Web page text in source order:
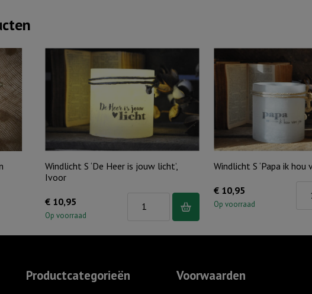
Windlicht S ‘De Heer is jouw licht’,
Ivoor
€ 10,95
Op voorraad
jouw
Windlicht S ‘Papa ik hou
€ 10,95
Op voorraad
ik
Productcategorieën Voorwaarden